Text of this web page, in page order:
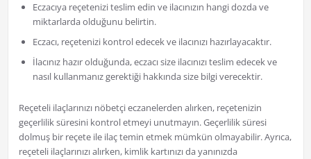
Eczacıya reçetenizi teslim edin ve ilacınızın hangi dozda ve
miktarlarda olduğunu belirtin.
Eczacı, reçetenizi kontrol edecek ve ilacınızı hazırlayacaktır.
İlacınız hazır olduğunda, eczacı size ilacınızı teslim edecek ve
nasıl kullanmanız gerektiği hakkında size bilgi verecektir.
Reçeteli ilaçlarınızı nöbetçi eczanelerden alırken, reçetenizin
geçerlilik süresini kontrol etmeyi unutmayın. Geçerlilik süresi
dolmuş bir reçete ile ilaç temin etmek mümkün olmayabilir. Ayrıca,
reçeteli ilaçlarınızı alırken, kimlik kartınızı da yanınızda